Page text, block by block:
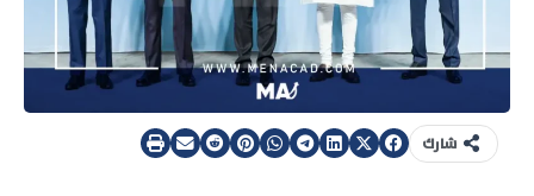
شارك